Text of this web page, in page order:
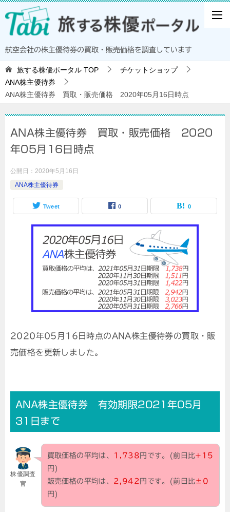
航空会社の株主優待券の買取・販売価格を調査しています
旅する株優ポータル TOP
チケットショップ
ANA株主優待券
ANA株主優待券 買取・販売価格 2020年05月16日時点
ANA株主優待券 買取・販売価格 2020
年05月16日時点
公開日： 2020年5月16日
ANA株主優待券
Tweet 0 0
2020年05月16日時点のANA株主優待券の買取・販
売価格を更新しました。
ANA株主優待券 有効期限2021年05月
31日まで
株優調査
官
買取価格の平均は、 1,738 円です。(前日比+15
円)
販売価格の平均は、 2,942 円です。(前日比±0
円)